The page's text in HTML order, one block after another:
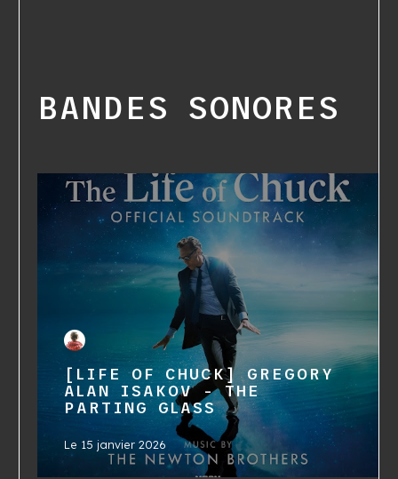
BANDES SONORES
[LIFE OF CHUCK] GREGORY
ALAN ISAKOV - THE
PARTING GLASS
Le 15 janvier 2026